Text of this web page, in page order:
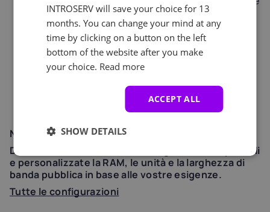
fino a 1024 GB)
Storage:2x 1TB NVMe + 24x 24TB SAS HDD (fino
a 36х 24 - 864TB di capacità totale)
Porta:10 Gbps (aggiornamento opzionale a 25
Gbps)
incluso/libero
A partire da €2155,99/mese (più spese di
installazione in tempo reale)
Non avete trovato il modello giusto?
Date un'occhiata a tutte le configurazioni disponibili
e personalizzate la RAM, le unità e la larghezza di
banda pubblica in base alle vostre esigenze.
Tutte le configurazioni
INTROSERV will save your choice for 13
months. You can change your mind at any
time by clicking on a button on the left
bottom of the website after you make
your choice. Read more
ACCEPT ALL
SHOW DETAILS